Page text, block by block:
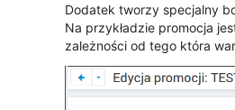
Dodatek tworzy specjalny
Na przykładzie promocja
zależności od tego która